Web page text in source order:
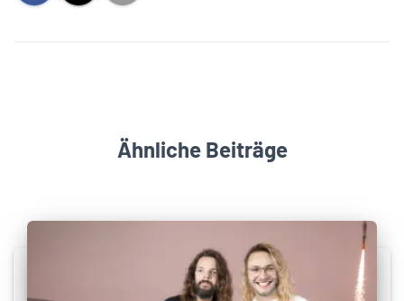
Ähnliche Beiträge